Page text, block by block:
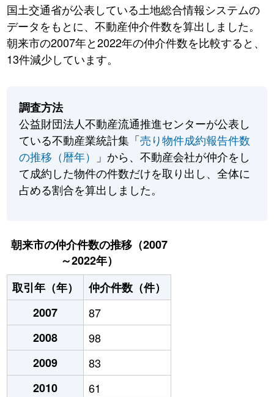
国土交通省が公表している土地総合情報システムの
データをもとに、不動産仲介件数を算出しました。
朝来市の2007年と2022年の仲介件数を比較すると、
13件減少しています。
調査方法
公益財団法人不動産流通推進センターが公表し
ている不動産業統計集「売り物件成約報告件数
の推移（暦年）
」から、不動産会社が仲介をし
て成約した物件の件数だけを取り出し、全体に
占める割合を算出しました。
朝来市の仲介件数の推移（2007
～2022年）
取引年（年）
仲介件数（件）
2007
87
2008
98
2009
83
2010
61